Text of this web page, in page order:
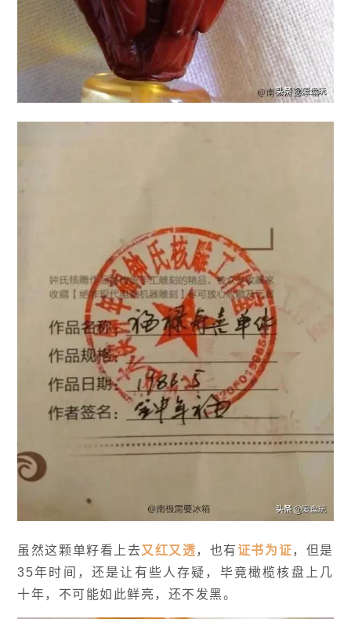
虽然这颗单籽看上去又红又透，也有证书为证，但是
35年时间，还是让有些人存疑，毕竟橄榄核盘上几
十年，不可能如此鲜亮，还不发黑。